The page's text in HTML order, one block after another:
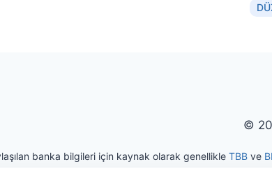
©
banka bilgileri için kaynak olarak genellikle TBB ve